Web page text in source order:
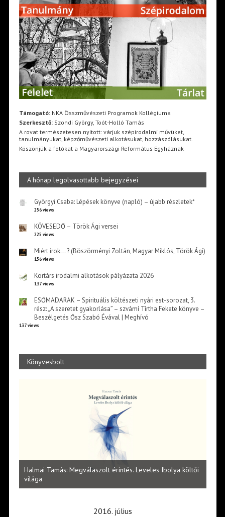
Támogató:NKA Összművészeti Programok Kollégiuma
Szerkesztő:Szondi György, Toót-Holló Tamás
A rovat természetesen nyitott: várjuk szépirodalmi művüket,
tanulmányukat, képzőművészeti alkotásukat, hozzászólásukat.
Köszönjük a fotókat a Magyarországi Református Egyháznak
A hónap legolvasottabb bejegyzései
Györgyi Csaba: Lépések könyve (napló) – újabb részletek*
256 views
KÖVESEDŐ – Török Ági versei
225 views
Miért írok… ? (Böszörményi Zoltán, Magyar Miklós, Török Ági)
156 views
Kortárs irodalmi alkotások pályázata 2026
137 views
ESŐMADARAK – Spirituális költészeti nyári est-sorozat, 3.
rész: „A szeretet gyakorlása” – szvámí Tírtha Fekete könyve –
Beszélgetés Ősz Szabó Évával | Meghívó
137 views
Könyvesbolt
Halmai Tamás: Megválaszolt érintés. Leveles Ibolya költői
világa
2016. július